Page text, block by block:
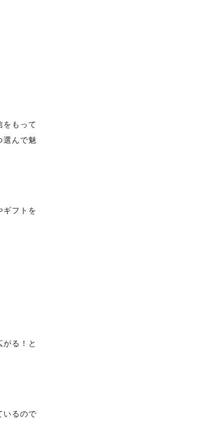
もって
んで魅
フトを
る！と
いるので